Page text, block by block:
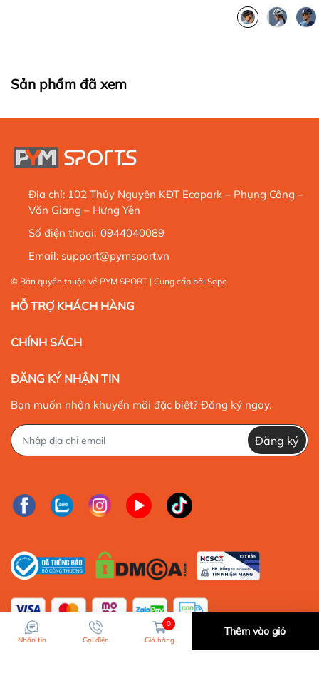
Sản phẩm đã xem
Địa chỉ: 102 Thủy Nguyên KĐT Ecopark – Phụng Công –
Văn Giang – Hưng Yên
Số điện thoại: 0944040089
Email: support@pymsport.vn
© Bản quyền thuộc về PYM SPORT | Cung cấp bởi Sapo
HỖ TRỢ KHÁCH HÀNG
CHÍNH SÁCH
ĐĂNG KÝ NHẬN TIN
Bạn muốn nhận khuyến mãi đặc biệt? Đăng ký ngay.
Đăng ký
Nhắn tin Gọi điện
0
Giỏ hàng
Thêm vào giỏ